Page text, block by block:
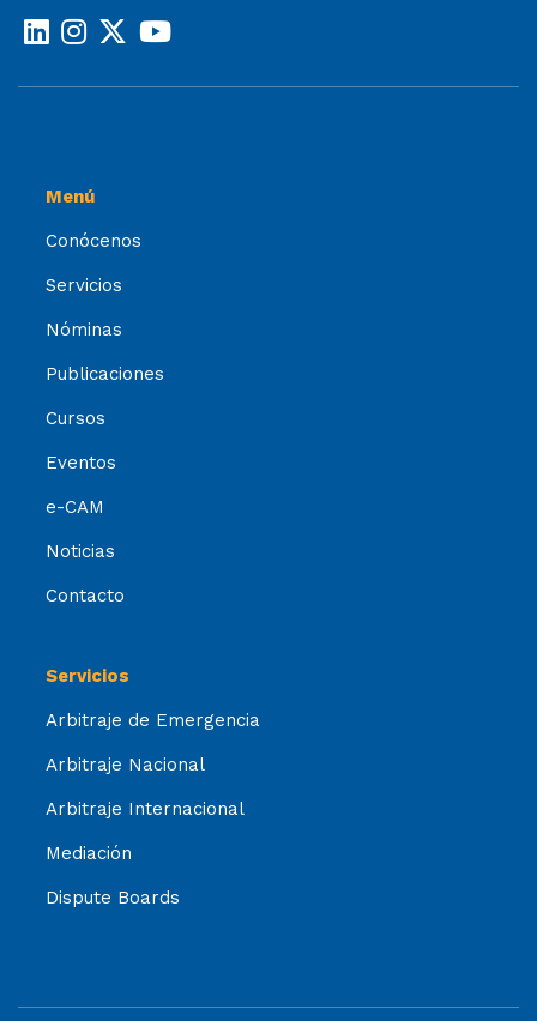
Menú
Conócenos
Servicios
Nóminas
Publicaciones
Cursos
Eventos
e-CAM
Noticias
Contacto
Servicios
Arbitraje de Emergencia
Arbitraje Nacional
Arbitraje Internacional
Mediación
Dispute Boards